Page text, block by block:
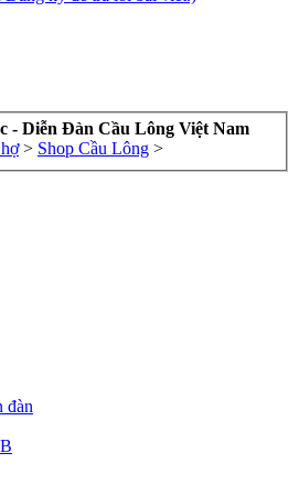
- Diễn Đàn Cầu Lông Việt Nam
> Shop Cầu Lông >
đàn